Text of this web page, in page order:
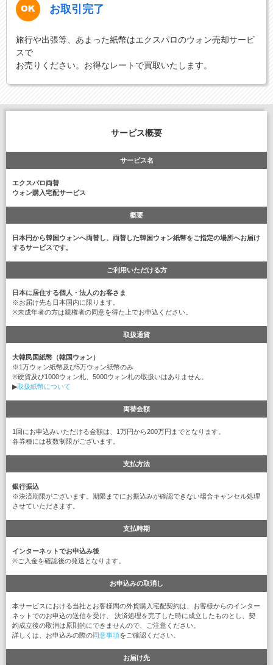
お取引完了
旅行や出張等、あまった紙幣はエクスパロのウォン売却サービ
スで
お売りください。お得なレートで買取いたします。
サービス概要
サービス名
エクスパロ両替
ウォン購入宅配サービス
概要
日本円から韓国ウォンへ両替し、両替した韓国ウォン紙幣をご指定の場所へお届け
するサービスです。
ご利用いただける方
日本に居住する個人・法人のお客さま
※お届け先も日本国内に限ります。
※未成年者の方は親権者の同意を得た上でお申込ください。
取扱通貨
大韓民国紙幣（韓国ウォン）
※1万ウォン紙幣及び5万ウォン紙幣のみ
※硬貨及び1000ウォン札、5000ウォン札の取扱いはありません。
▶取扱紙幣について
両替金額
1回にお申込みいただける金額は、1万円から200万円までとなります。
各券種には枚数制限がございます。
支払方法
銀行振込
※決済期限がございます。期限までにお振込みが確認できない場合キャンセル処理
させていただきます。
支払時期
インターネットでお申込み後
※ご入金を確認後の発送となります。
お申込みの取消し
本サービスにおける当社とお客様間の外貨購入宅配契約は、お客様からのインター
ネットでのお申込の送信を受け、 決済処理を完了した時に成立したものとし、契
約成立後の取消は原則的にできませんので、ご注意ください。
詳しくは、お申込みの際の同意事項をご確認ください。
お届け先